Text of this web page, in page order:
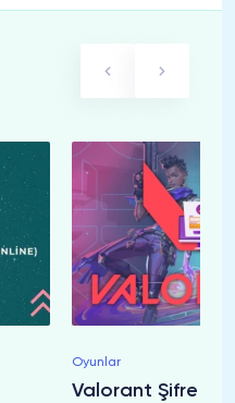
Oyunlar
Valorant Şifre